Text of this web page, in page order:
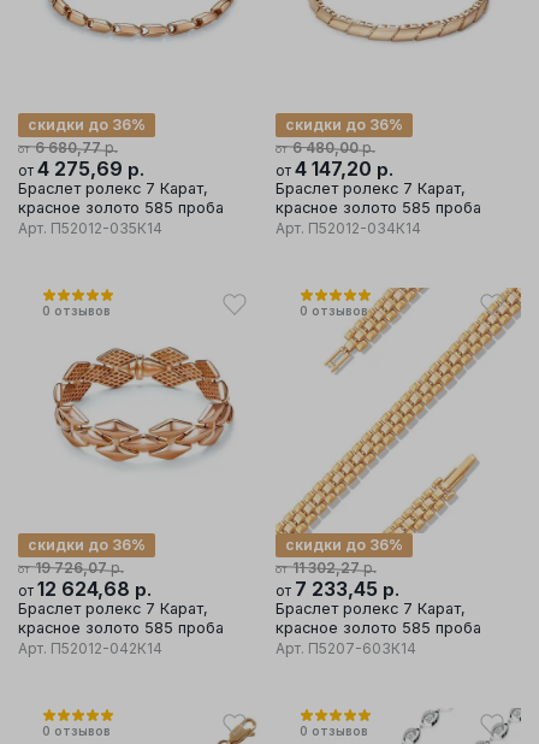
от 6 680,77р.
скидки до 36%
от 4 275,69 р.
Браслет ролекс 7 Карат,
красное золото 585 проба
Арт. П52012-035К14
от 6 480,00р.
скидки до 36%
от 4 147,20 р.
Браслет ролекс 7 Карат,
красное золото 585 проба
Арт. П52012-034К14
0 отзывов
от 19 726,07р.
скидки до 36%
от 12 624,68 р.
Браслет ролекс 7 Карат,
красное золото 585 проба
Арт. П52012-042К14
0 отзывов
от 11 302,27р.
скидки до 36%
от 7 233,45 р.
Браслет ролекс 7 Карат,
красное золото 585 проба
Арт. П5207-603К14
0 отзывов 0 отзывов